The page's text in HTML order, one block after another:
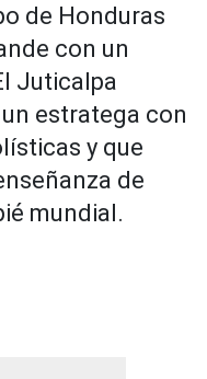
de Honduras
con un
Juticalpa
estratega con
y que
de
mundial.